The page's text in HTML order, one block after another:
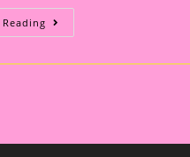
Releitura
Do